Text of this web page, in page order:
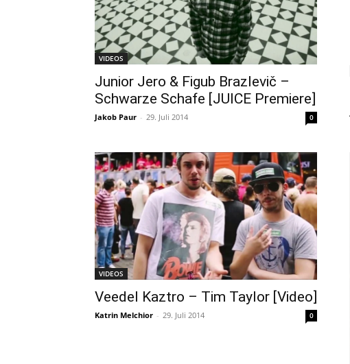
VIDEOS
Junior Jero & Figub Brazlevič –
Schwarze Schafe [JUICE Premiere]
Jakob Paur - 29. Juli 2014 0
VIDEOS
Veedel Kaztro – Tim Taylor [Video]
Katrin Melchior - 29. Juli 2014 0